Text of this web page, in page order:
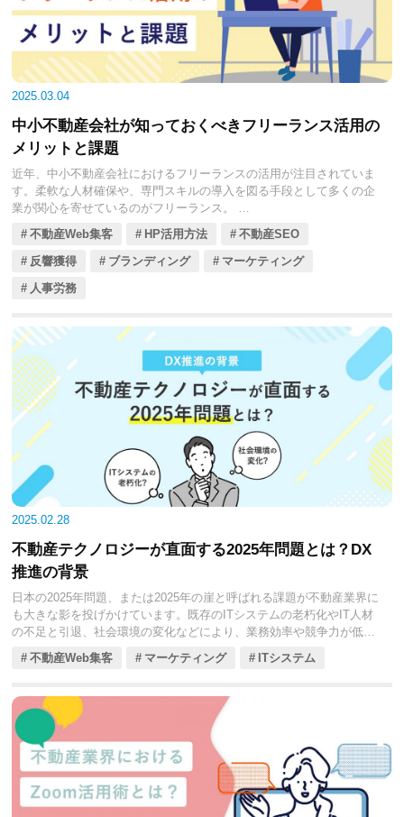
2025.03.04
中小不動産会社が知っておくべきフリーランス活用の
メリットと課題
近年、中小不動産会社におけるフリーランスの活用が注目されていま
す。柔軟な人材確保や、専門スキルの導入を図る手段として多くの企
業が関心を寄せているのがフリーランス。
しかし、フリーランス活用にはメリットだけでなく、課題も存在しま
す。今回の記事では、フリーランス活用のメリットと課題や、成功事
例、検討ポイントを見ていきましょう。
不動産Web集客 HP活用方法
不動産SEO
反響獲得
ブランディング
マーケティング
人事労務
2025.02.28
不動産テクノロジーが直面する2025年問題とは？DX
推進の背景
日本の2025年問題、または2025年の崖と呼ばれる課題が不動産業界に
も大きな影を投げかけています。既存のITシステムの老朽化やIT人材
の不足と引退、社会環境の変化などにより、業務効率や競争力が低下
するリスクを指すものです。
特に中小不動産会社にとって、DX（デジタルトランスフォーメーショ
産テクノジーが直面する2025年問題とはどういうものか、そしてDX推
進の背景について、わかりやすく解説します。
不動産Web集客 マーケティング ITシステム